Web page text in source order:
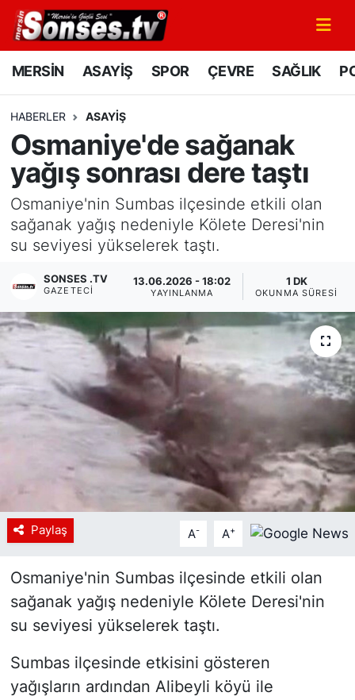
MERSİN ASAYİŞ SPOR ÇEVRE SAĞLIK
HABERLER ASAYİŞ
Osmaniye'de sağanak
yağış sonrası dere taştı
Osmaniye'nin Sumbas ilçesinde etkili olan
sağanak yağış nedeniyle Kölete Deresi'nin
su seviyesi yükselerek taştı.
SONSES .TV
GAZETECI
13.06.2026 - 18:02
YAYINLANMA
1 DK
OKUNMA SÜRESI
Paylaş A- A+
Osmaniye'nin Sumbas ilçesinde etkili olan
sağanak yağış nedeniyle Kölete Deresi'nin
su seviyesi yükselerek taştı.
Sumbas ilçesinde etkisini gösteren
yağışların ardından Alibeyli köyü ile
MERSİN
SPOR
GÜNÜN MANŞETİ
DÜNYA
SAĞLIK
Siyaset
YEREL HABER
Haberde insan
Tanıtım
Mersin Nöbetçi Eczaneler
Mersin Namaz Vakitleri
Mersin Trafik Yoğunluk Haritası
Süper Lig Puan Durumu ve Fikstür
Haber Arşivi